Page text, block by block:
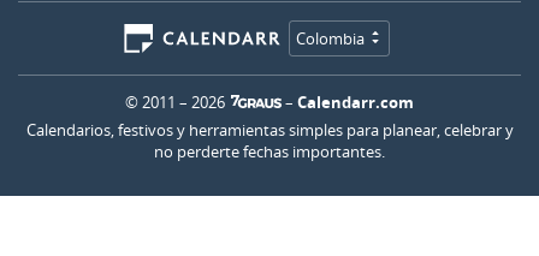
Colombia
© 2011 – 2026 – Calendarr.com
Calendarios, festivos y herramientas simples para planear, celebrar y
no perderte fechas importantes.